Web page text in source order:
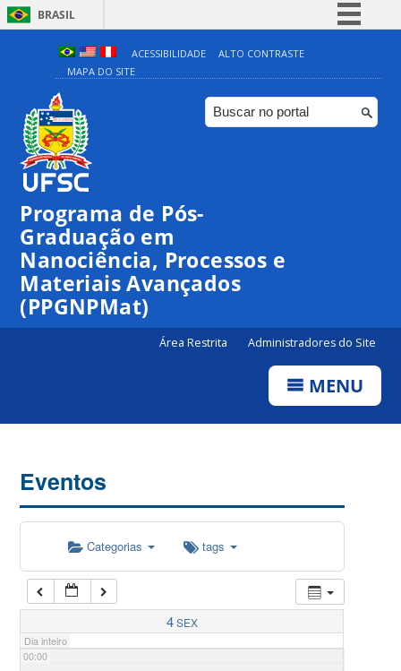
BRASIL
Simplifique!
Comunica BR
Participe
ACESSIBILIDADE
ALTO CONTRASTE
MAPA DO SITE
Programa de Pós-
Graduação em
Nanociência, Processos e
Materiais Avançados
(PPGNPMat)
Área Restrita Administradores do Site
MENU
Eventos
Categorias tags
4SEX
Dia inteiro
00:00